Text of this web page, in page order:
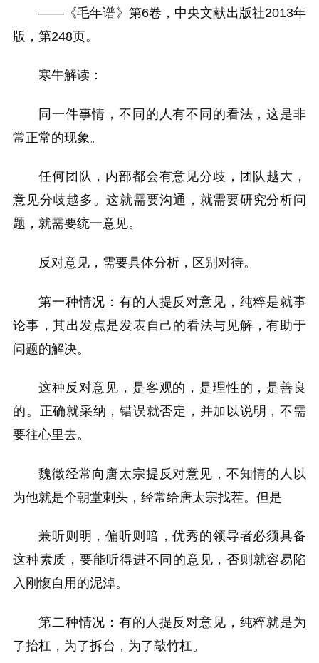
——《毛年谱》第6卷，中央文献出版社2013年
版，第248页。
寒牛解读：
同一件事情，不同的人有不同的看法，这是非
常正常的现象。
任何团队，内部都会有意见分歧，团队越大，
意见分歧越多。这就需要沟通，就需要研究分析问
题，就需要统一意见。
反对意见，需要具体分析，区别对待。
第一种情况：有的人提反对意见，纯粹是就事
论事，其出发点是发表自己的看法与见解，有助于
问题的解决。
这种反对意见，是客观的，是理性的，是善良
的。正确就采纳，错误就否定，并加以说明，不需
要往心里去。
魏徵经常向唐太宗提反对意见，不知情的人以
为他就是个朝堂刺头，经常给唐太宗找茬。但是
兼听则明，偏听则暗，优秀的领导者必须具备
这种素质，要能听得进不同的意见，否则就容易陷
入刚愎自用的泥淖。
第二种情况：有的人提反对意见，纯粹就是为
了抬杠，为了拆台，为了敲竹杠。